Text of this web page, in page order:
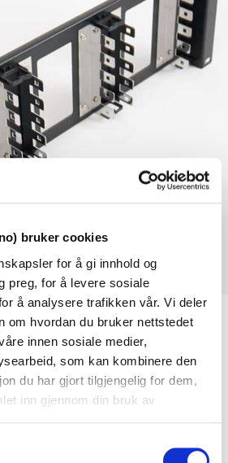
bruker cookies
for å gi innhold og
preg, for å levere sosiale
å analysere trafikken vår. Vi deler
om hvordan du bruker nettstedet
innen sosiale medier,
som kan kombinere den
du har gjort tilgjengelig for dem,
inn gjennom din bruk av